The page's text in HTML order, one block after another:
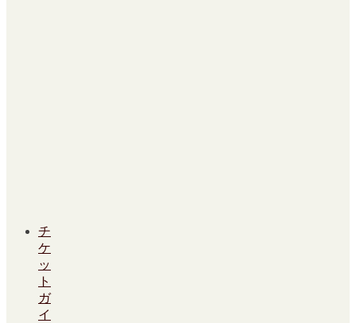
チ
ケ
ッ
ト
ガ
イ